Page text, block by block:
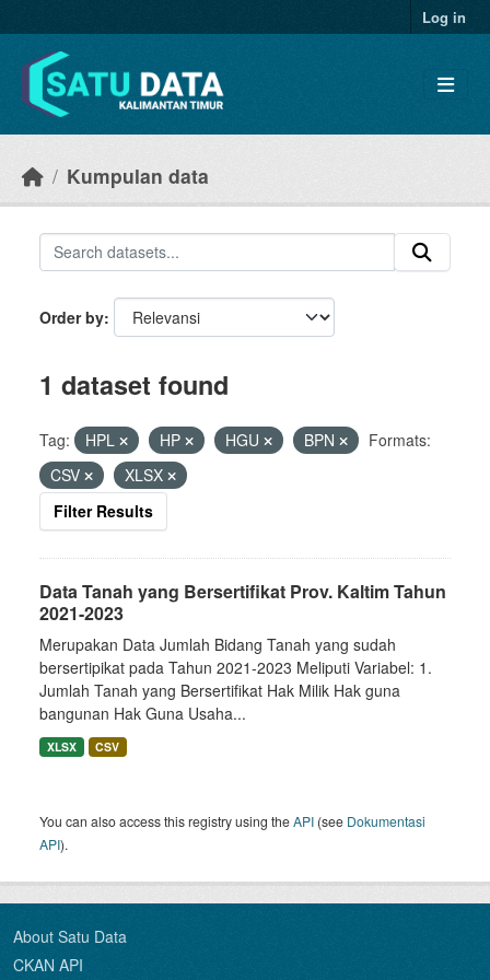
Log in
Kumpulan data
Order by
1 dataset found
Tag: HPL HP HGU BPN
Formats:
CSV
XLSX
Filter Results
Data Tanah yang Bersertifikat Prov. Kaltim Tahun
2021-2023
Merupakan Data Jumlah Bidang Tanah yang sudah
bersertipikat pada Tahun 2021-2023 Meliputi Variabel: 1.
Jumlah Tanah yang Bersertifikat Hak Milik Hak guna
bangunan Hak Guna Usaha...
XLSX CSV
You can also access this registry using theAPI (see Dokumentasi
API).
About Satu Data
CKAN API